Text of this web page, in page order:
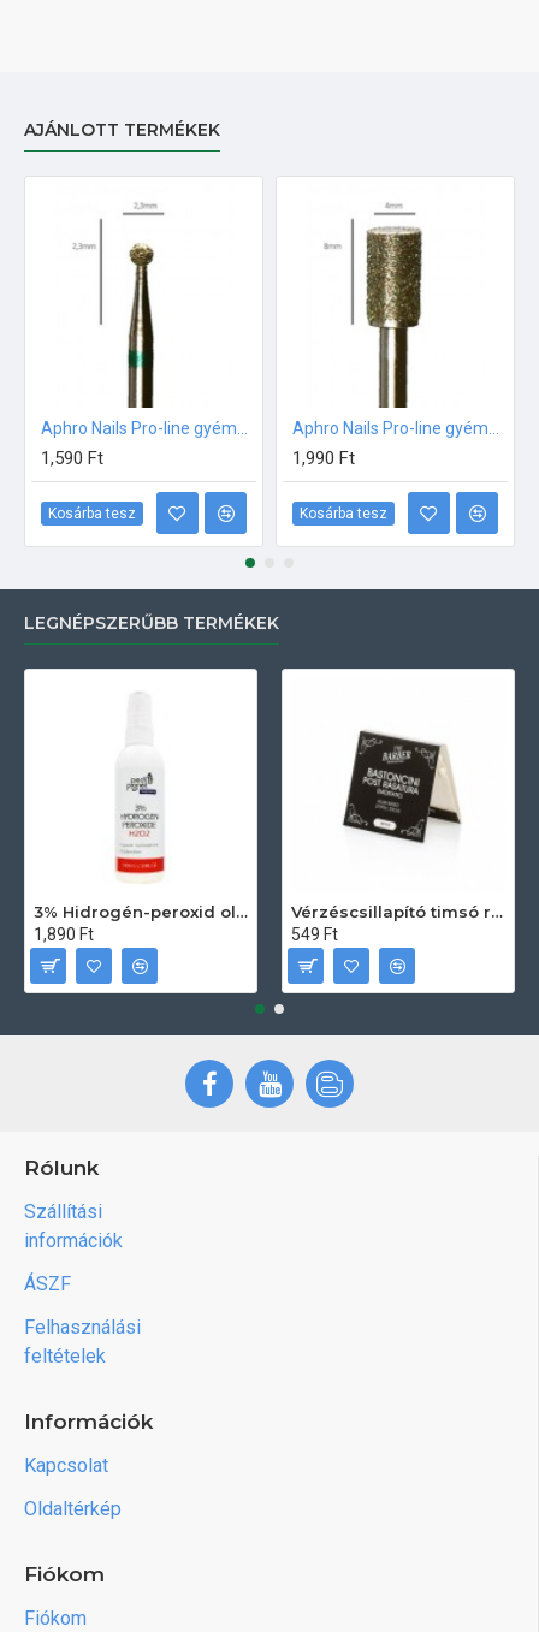
AJÁNLOTT TERMÉKEK
1,590 Ft
Kosárba tesz
1,990 Ft
Kosárba tesz
LEGNÉPSZERŰBB TERMÉKEK
3% Hidrogén-peroxid oldat (sebfertőtlenítő) 100ml
1,890 Ft
Vérzéscsillapító timsó rúd 20db
549 Ft
Rólunk
Szállítási
információk
ÁSZF
Felhasználási
feltételek
Információk
Kapcsolat
Oldaltérkép
Fiókom
Fiókom